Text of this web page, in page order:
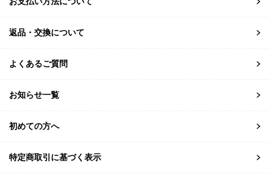
返品・交換について
よくあるご質問
お知らせ一覧
初めての方へ
特定商取引に基づく表示